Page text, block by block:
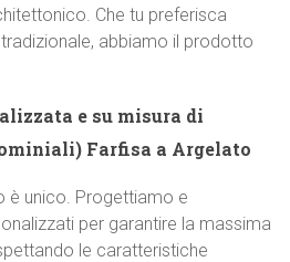
Che tu preferisca
abbiamo il prodotto
e su misura di
Farfisa a Argelato
è unico. Progettiamo e
per garantire la massima
le caratteristiche